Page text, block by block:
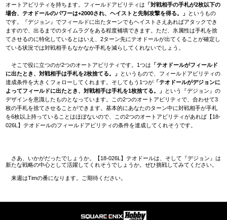
オートアビリティを持ちます。フィールドアビリティは 「対戦相手の手札が2枚以下の
場合、テオドールのパワーは+2000され、ヘイストと先制攻撃を得る。」
というもの
です。『デジョン』でフィールドに出たターンでもヘイストさえあればアタックでき
ますので、出るまでのタイムラグをある程度補填できます。ただ、氷属性は手札を捨
てさせるのに特化しているとはいえ、2ターン先にテオドールが出てくることが確定し
ている状況では対戦相手もなかなか手札を減らしてくれないでしょう。
そこで役に立つのが2つのオートアビリティです。1つは 「テオドールがフィールド
に出たとき、対戦相手は手札を2枚捨てる。」
というもので、フィールドアビリティの
達成条件を大きくフォローしてくれます。そしてもう1つが 「テオドールがデジョンに
よってフィールドに出たとき、対戦相手は手札を1枚捨てる。」
という『デジョン』の
デザインを意識したものとなっています。この2つのオートアビリティで、合わせて3
枚の手札を捨てさせることができます。基本的にあなたのターン中に対戦相手が手札
を6枚以上持っていることはほぼないので、この2つのオートアビリティがあれば【18-
026L】テオドールのフィールドアビリティの条件を達成してくれそうです。
さあ、いかがだったでしょうか。【18-026L】テオドールは、そして『デジョン』は
新たな戦略の中心として活躍してくれそうでしょうか。ぜひ挑戦してみてください。
来週はTimの番になります。ご期待ください。